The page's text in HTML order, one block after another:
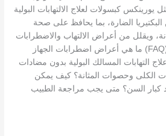
كبسولات لعلاج الالتهابات البولية
الضارة، بما يحافظ على صحة
ويقلل من أعراض الالتهاب والاضطرابات
المختلفة. الأسئلة الشائعة (FAQ) ما هي أعراض اضطرابات الجهاز
التهابات المسالك البولية بدون مضادات
الكلى وحصوات المثانة؟ كيف يمكن
كبار السن؟ متى يجب مراجعة الطبيب